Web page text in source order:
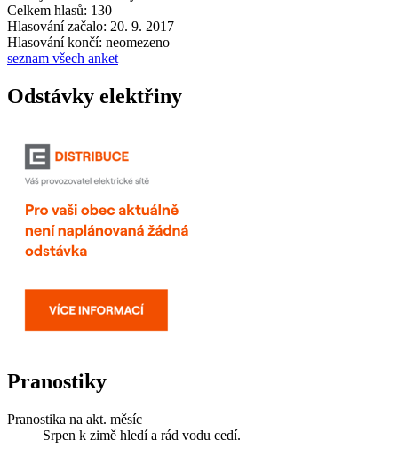
Celkem hlasů: 130
Hlasování začalo: 20. 9. 2017
Hlasování končí: neomezeno
seznam všech anket
Odstávky elektřiny
Pranostiky
Pranostika na akt. měsíc
Srpen k zimě hledí a rád vodu cedí.